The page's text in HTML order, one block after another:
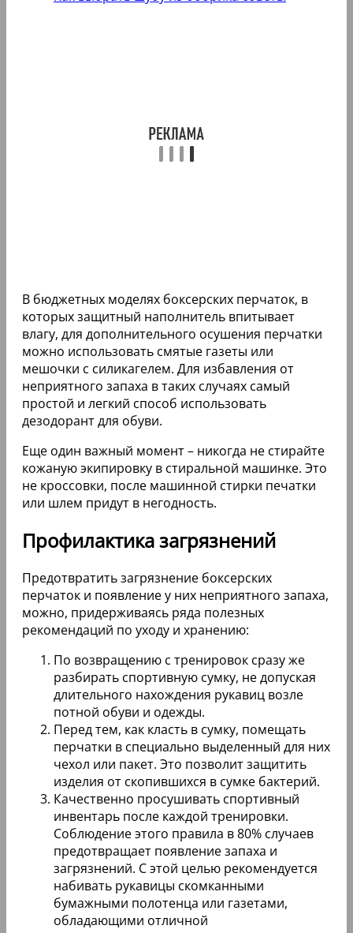
В бюджетных моделях боксерских перчаток, в
которых защитный наполнитель впитывает
влагу, для дополнительного осушения перчатки
можно использовать смятые газеты или
мешочки с силикагелем. Для избавления от
неприятного запаха в таких случаях самый
простой и легкий способ использовать
дезодорант для обуви.
Еще один важный момент – никогда не стирайте
кожаную экипировку в стиральной машинке. Это
не кроссовки, после машинной стирки печатки
или шлем придут в негодность.
Профилактика загрязнений
Предотвратить загрязнение боксерских
перчаток и появление у них неприятного запаха,
можно, придерживаясь ряда полезных
рекомендаций по уходу и хранению:
По возвращению с тренировок сразу же
разбирать спортивную сумку, не допуская
длительного нахождения рукавиц возле
потной обуви и одежды.
Перед тем, как класть в сумку, помещать
перчатки в специально выделенный для них
чехол или пакет. Это позволит защитить
изделия от скопившихся в сумке бактерий.
Качественно просушивать спортивный
инвентарь после каждой тренировки.
Соблюдение этого правила в 80% случаев
предотвращает появление запаха и
загрязнений. С этой целью рекомендуется
набивать рукавицы скомканными
бумажными полотенца или газетами,
обладающими отличной